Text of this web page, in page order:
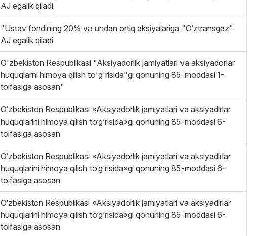
AJ egalik qiladi
"Ustav fondining 20% va undan ortiq aksiyalariga "O‘ztransgaz"
AJ egalik qiladi
O'zbekiston Respublikasi "Aksiyadorlik jamiyatlari va aksiyadorlar
huquqlarni himoya qilish to'g'risida"gi qonuning 85-moddasi 1-
toifasiga asosan"
O‘zbekiston Respublikasi «Aksiyadorlik jamiyatlari va aksiyadlrlar
huquqlarini himoya qilish to‘g‘risida»gi qonuning 85-moddasi 6-
toifasiga asosan
O‘zbekiston Respublikasi «Aksiyadorlik jamiyatlari va aksiyadlrlar
huquqlarini himoya qilish to‘g‘risida»gi qonuning 85-moddasi 6-
toifasiga asosan
O‘zbekiston Respublikasi «Aksiyadorlik jamiyatlari va aksiyadlrlar
huquqlarini himoya qilish to‘g‘risida»gi qonuning 85-moddasi 6-
toifasiga asosan